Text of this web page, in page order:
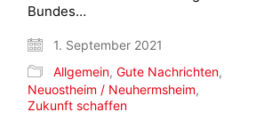
Bundes…
1. September 2021
Allgemein,Gute Nachrichten,
Neuostheim / Neuhermsheim,
Zukunft schaffen